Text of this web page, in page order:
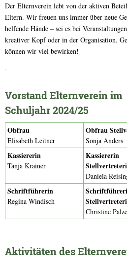
Der Elternverein lebt von der aktiven
Eltern. Wir freuen uns immer über neue
helfende Hände – sei es bei
kreativer Kopf oder in der Organisation.
können wir viel bewirken!
Vorstand Elternverein im
Schuljahr 2024/25
Obfrau
Elisabeth Leitner
Obfrau
Sonja Anders
Kassiererin
Tanja Krainer
Kassiererin
Daniela
Schriftführerin
Regina Windisch
Christine
Aktivitäten des